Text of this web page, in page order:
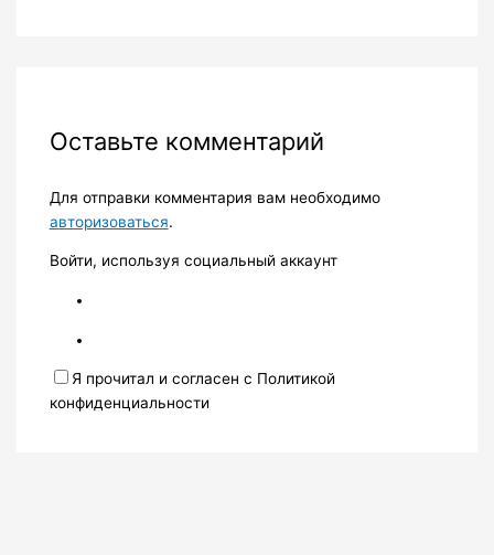
Оставьте комментарий
Для отправки комментария вам необходимо
авторизоваться.
Войти, используя социальный аккаунт
Я прочитал и согласен с Политикой
конфиденциальности